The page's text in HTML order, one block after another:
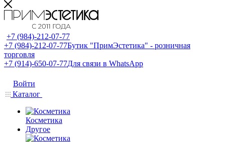
+7 (984)-212-07-77
+7 (984)-212-07-77Бутик "ПримЭстетика" - розничная
торговля
+7 (914)-650-07-77Для связи в WhatsApp
Войти
Каталог
Косметика
Другое